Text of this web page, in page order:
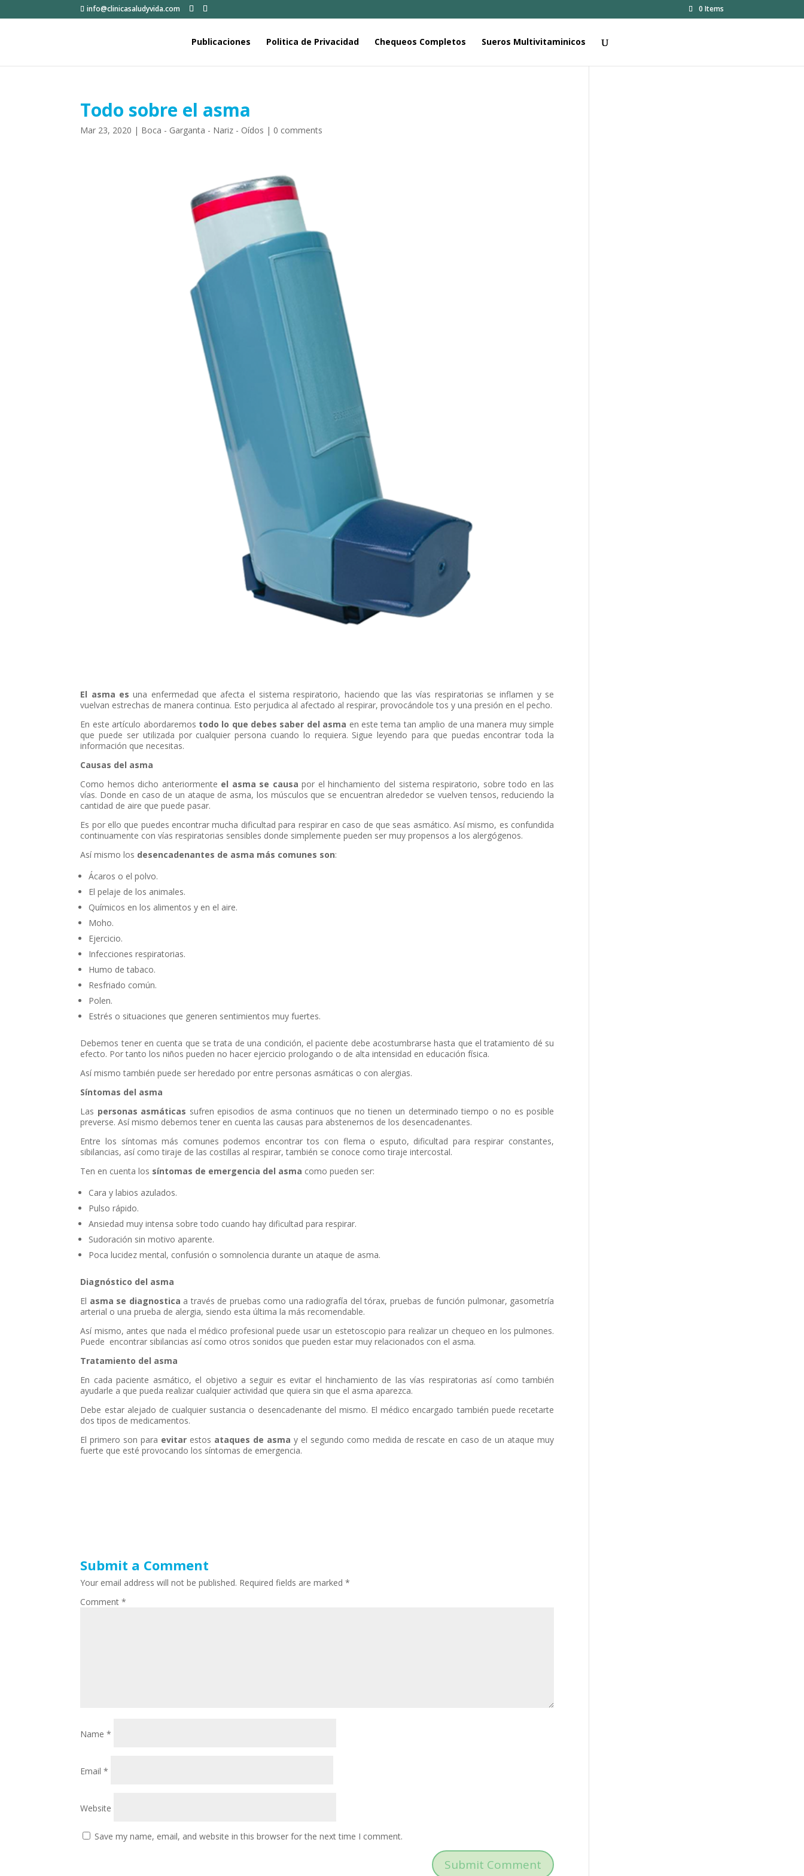
info@clinicasaludyvida.com 0 Items
Publicaciones Politica de Privacidad Chequeos Completos Sueros Multivitaminicos
Todo sobre el asma
Mar 23, 2020 | Boca - Garganta - Nariz - Oídos | 0 comments
El asma esuna enfermedad que afecta el sistema respiratorio, haciendo que las vías respiratorias se inflamen y se
vuelvan estrechas de manera continua. Esto perjudica al afectado al respirar, provocándole tos y una presión en el pecho.
En este artículo abordaremos todo lo que debes saber del asma en este tema tan amplio de una manera muy simple
que puede ser utilizada por cualquier persona cuando lo requiera. Sigue leyendo para que puedas encontrar toda la
información que necesitas.
Causas del asma
Como hemos dicho anteriormente el asma se causa por el hinchamiento del sistema respiratorio, sobre todo en las
vías. Donde en caso de un ataque de asma, los músculos que se encuentran alrededor se vuelven tensos, reduciendo la
cantidad de aire que puede pasar.
Es por ello que puedes encontrar mucha dificultad para respirar en caso de que seas asmático. Así mismo, es confundida
continuamente con vías respiratorias sensibles donde simplemente pueden ser muy propensos a los alergógenos.
Así mismo los desencadenantes de asma más comunes son:
Ácaros o el polvo.
El pelaje de los animales.
Químicos en los alimentos y en el aire.
Moho.
Ejercicio.
Infecciones respiratorias.
Humo de tabaco.
Resfriado común.
Polen.
Estrés o situaciones que generen sentimientos muy fuertes.
Debemos tener en cuenta que se trata de una condición, el paciente debe acostumbrarse hasta que el tratamiento dé su
efecto. Por tanto los niños pueden no hacer ejercicio prologando o de alta intensidad en educación física.
Así mismo también puede ser heredado por entre personas asmáticas o con alergias.
Síntomas del asma
Las personas asmáticas sufren episodios de asma continuos que no tienen un determinado tiempo o no es posible
preverse. Así mismo debemos tener en cuenta las causas para abstenernos de los desencadenantes.
Entre los síntomas más comunes podemos encontrar tos con flema o esputo, dificultad para respirar constantes,
sibilancias, así como tiraje de las costillas al respirar, también se conoce como tiraje intercostal.
Ten en cuenta los síntomas de emergencia del asma como pueden ser:
Cara y labios azulados.
Pulso rápido.
Ansiedad muy intensa sobre todo cuando hay dificultad para respirar.
Sudoración sin motivo aparente.
Poca lucidez mental, confusión o somnolencia durante un ataque de asma.
Diagnóstico del asma
El asma se diagnostica a través de pruebas como una radiografía del tórax, pruebas de función pulmonar, gasometría
arterial o una prueba de alergia, siendo esta última la más recomendable.
Así mismo, antes que nada el médico profesional puede usar un estetoscopio para realizar un chequeo en los pulmones.
Puede encontrar sibilancias así como otros sonidos que pueden estar muy relacionados con el asma.
Tratamiento del asma
En cada paciente asmático, el objetivo a seguir es evitar el hinchamiento de las vías respiratorias así como también
ayudarle a que pueda realizar cualquier actividad que quiera sin que el asma aparezca.
Debe estar alejado de cualquier sustancia o desencadenante del mismo. El médico encargado también puede recetarte
dos tipos de medicamentos.
El primero son para evitar estos ataques de asma y el segundo como medida de rescate en caso de un ataque muy
fuerte que esté provocando los síntomas de emergencia.
Submit a Comment
Your email address will not be published. Required fields are marked*
Comment*
Name*
Email*
Website
Save my name, email, and website in this browser for the next time I comment.